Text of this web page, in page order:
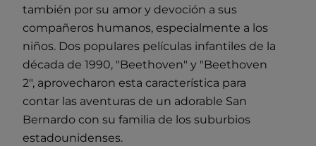
también por su amor y devoción a sus
compañeros humanos, especialmente a los
niños. Dos populares películas infantiles de la
década de 1990, "Beethoven" y "Beethoven
2", aprovecharon esta característica para
contar las aventuras de un adorable San
Bernardo con su familia de los suburbios
estadounidenses.